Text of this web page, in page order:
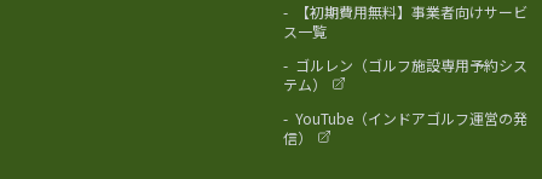
-
【初期費用無料】事業者向けサービ
ス一覧
- ゴルレン（ゴルフ施設専用予約シス
テム）
- YouTube（インドアゴルフ運営の発
信）